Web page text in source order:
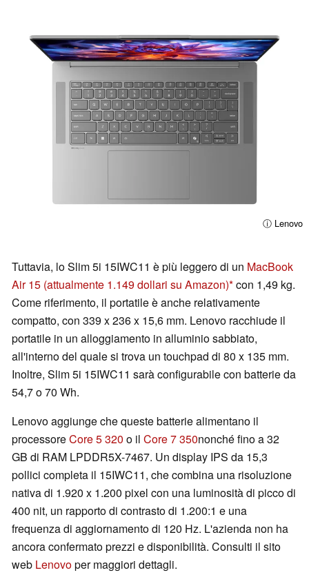
ⓘ Lenovo
Tuttavia, lo Slim 5i 15IWC11 è più leggero di un MacBook
Air 15 (attualmente 1.149 dollari su Amazon) con 1,49 kg.
Come riferimento, il portatile è anche relativamente
compatto, con 339 x 236 x 15,6 mm. Lenovo racchiude il
portatile in un alloggiamento in alluminio sabbiato,
all'interno del quale si trova un touchpad di 80 x 135 mm.
Inoltre, Slim 5i 15IWC11 sarà configurabile con batterie da
54,7 o 70 Wh.
Lenovo aggiunge che queste batterie alimentano il
processoreCore 5 320 o il Core 7 350nonché fino a 32
GB di RAM LPDDR5X-7467. Un display IPS da 15,3
pollici completa il 15IWC11, che combina una risoluzione
nativa di 1.920 x 1.200 pixel con una luminosità di picco di
400 nit, un rapporto di contrasto di 1.200:1 e una
frequenza di aggiornamento di 120 Hz. L'azienda non ha
ancora confermato prezzi e disponibilità. Consulti il sito
web Lenovoper maggiori dettagli.